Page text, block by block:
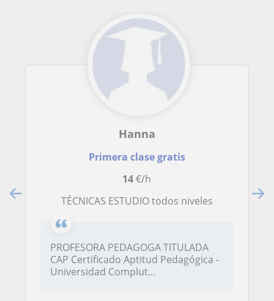
Hanna
Primera clase gratis
14€/h
TÉCNICAS ESTUDIO todos niveles
PROFESORA PEDAGOGA TITULADA
CAP Certificado Aptitud Pedagógica -
Universidad Complut...